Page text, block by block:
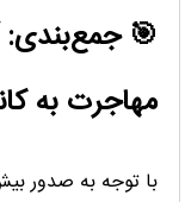
مهاجرت به